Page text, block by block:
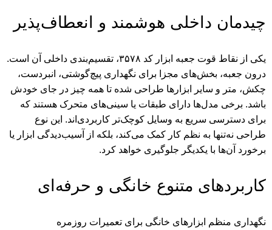
چیدمان داخلی هوشمند و انعطاف‌پذیر
یکی از نقاط قوت جعبه ابزار کد ۳۵۷۸، تقسیم‌بندی داخلی آن است.
درون جعبه، بخش‌های مجزا برای نگهداری پیچ‌گوشتی، انبردست،
چکش، متر و سایر ابزارها طراحی شده تا همه چیز در جای خودش
باشد. برخی مدل‌ها دارای طبقات یا سینی‌های متحرک هستند که
برای دسترسی سریع به وسایل کوچک‌تر کاربردی‌اند. این نوع
طراحی نه‌تنها به نظم کار کمک می‌کند، بلکه از آسیب‌دیدگی ابزار یا
برخورد آن‌ها با یکدیگر جلوگیری خواهد کرد.
کاربردهای متنوع خانگی و حرفه‌ای
نگهداری منظم ابزارهای خانگی برای تعمیرات روزمره